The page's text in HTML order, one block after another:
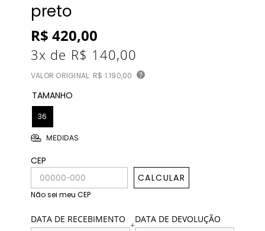
preto
R$ 420,00
3x de R$ 140,00
VALOR ORIGINAL: R$ 1.190,00 ?
TAMANHO
36
MEDIDAS
CEP
CALCULAR
Não sei meu CEP
DATA DE RECEBIMENTO +DATA DE DEVOLUÇÃO